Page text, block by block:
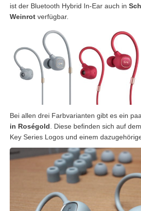
ist der Bluetooth Hybrid In-Ear auch in
Weinrot verfügbar.
Bei allen drei Farbvarianten gibt es ein
in Roségold . Diese befinden sich auf
Key Series Logos und einem